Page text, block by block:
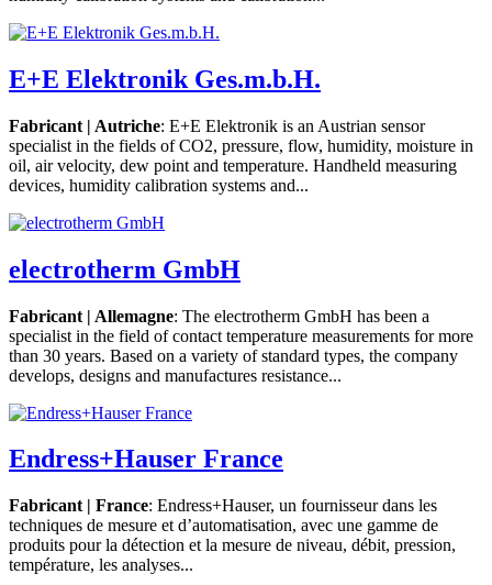
E+E Elektronik Ges.m.b.H.
Fabricant | Autriche: E+E Elektronik is an Austrian sensor
specialist in the fields of CO2, pressure, flow, humidity, moisture in
oil, air velocity, dew point and temperature. Handheld measuring
devices, humidity calibration systems and...
electrotherm GmbH
Fabricant | Allemagne: The electrotherm GmbH has been a
specialist in the field of contact temperature measurements for more
than 30 years. Based on a variety of standard types, the company
develops, designs and manufactures resistance...
Endress+Hauser France
Fabricant | France: Endress+Hauser, un fournisseur dans les
techniques de mesure et d’automatisation, avec une gamme de
produits pour la détection et la mesure de niveau, débit, pression,
température, les analyses...